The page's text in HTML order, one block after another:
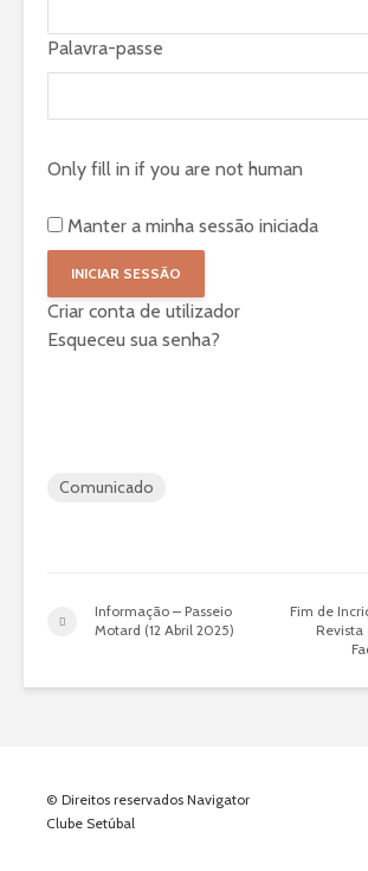
Palavra-passe
Only fill in if you are not human
Manter a minha sessão iniciada
Criar conta de utilizador
Esqueceu sua senha?
Comunicado
Informação – Passeio
Motard (12 Abril 2025)
Fim de
Revista
© Direitos reservados Navigator
Clube Setúbal